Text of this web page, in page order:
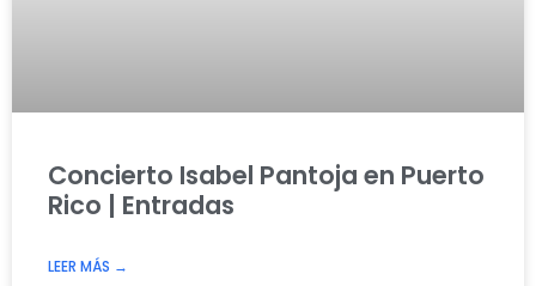
Concierto Isabel Pantoja en Puerto
Rico | Entradas
LEER MÁS →